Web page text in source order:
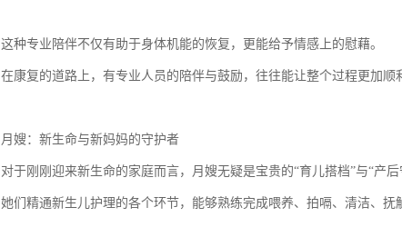
这种专业陪伴不仅有助于身体机能的恢复，更能给予情感上的慰藉。
在康复的道路上，有专业人员的陪伴与鼓励，往往能让整个过程更加顺
月嫂：新生命与新妈妈的守护者
对于刚刚迎来新生命的家庭而言，月嫂无疑是宝贵的“育儿搭档”与“产后
她们精通新生儿护理的各个环节，能够熟练完成喂养、拍嗝、清洁、抚